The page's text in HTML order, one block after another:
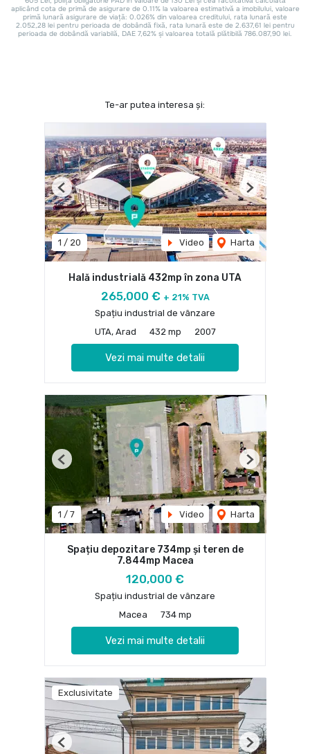
Te-ar putea interesa și:
1 / 20 Video Harta
Previous Next
Hală industrială 432mp în zona UTA
265,000 € + 21% TVA
Spațiu industrial de vânzare
UTA, Arad
432 mp 2007
Vezi mai multe detalii
1 / 7 Video Harta
Previous Next
Spațiu depozitare 734mp și teren de
7.844mp Macea
120,000 €
Spațiu industrial de vânzare
Macea
734 mp
Vezi mai multe detalii
Exclusivitate
Previous Next